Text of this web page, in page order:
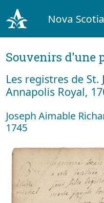
Nova
Souvenirs d'une
Les registres de St.
Annapolis Royal,
Joseph Aimable
1745